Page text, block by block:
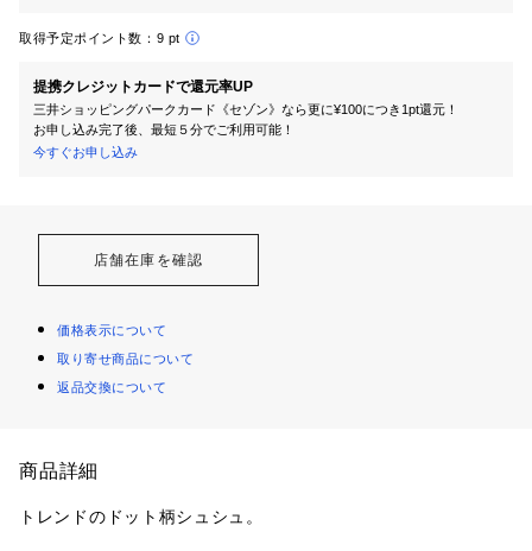
取得予定ポイント数： 9 pt
提携クレジットカードで還元率UP
三井ショッピングパークカード《セゾン》なら更に¥100につき1pt還元！
お申し込み完了後、最短５分でご利用可能！
今すぐお申し込み
店舗在庫を確認
価格表示について
取り寄せ商品について
返品交換について
商品詳細
トレンドのドット柄シュシュ。